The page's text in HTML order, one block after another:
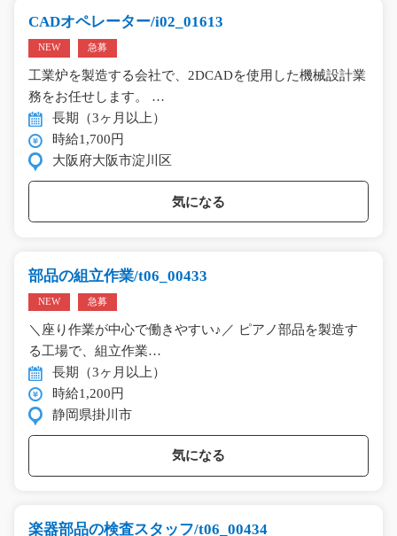
CADオペレーター/i02_01613
NEW 急募
工業炉を製造する会社で、2DCADを使用した機械設計業
務をお任せします。 …
長期（3ヶ月以上）
時給1,700円
大阪府大阪市淀川区
気になる
部品の組立作業/t06_00433
NEW 急募
＼座り作業が中心で働きやすい♪／ ピアノ部品を製造す
る工場で、組立作業…
長期（3ヶ月以上）
時給1,200円
静岡県掛川市
気になる
楽器部品の検査スタッフ/t06_00434